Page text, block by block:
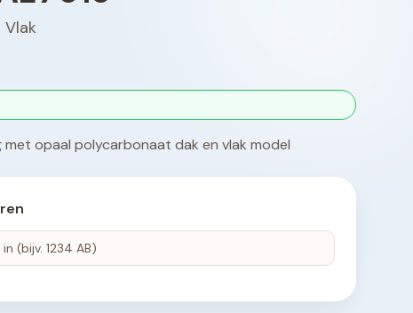
Vlak
opaal polycarbonaat dak en vlak model